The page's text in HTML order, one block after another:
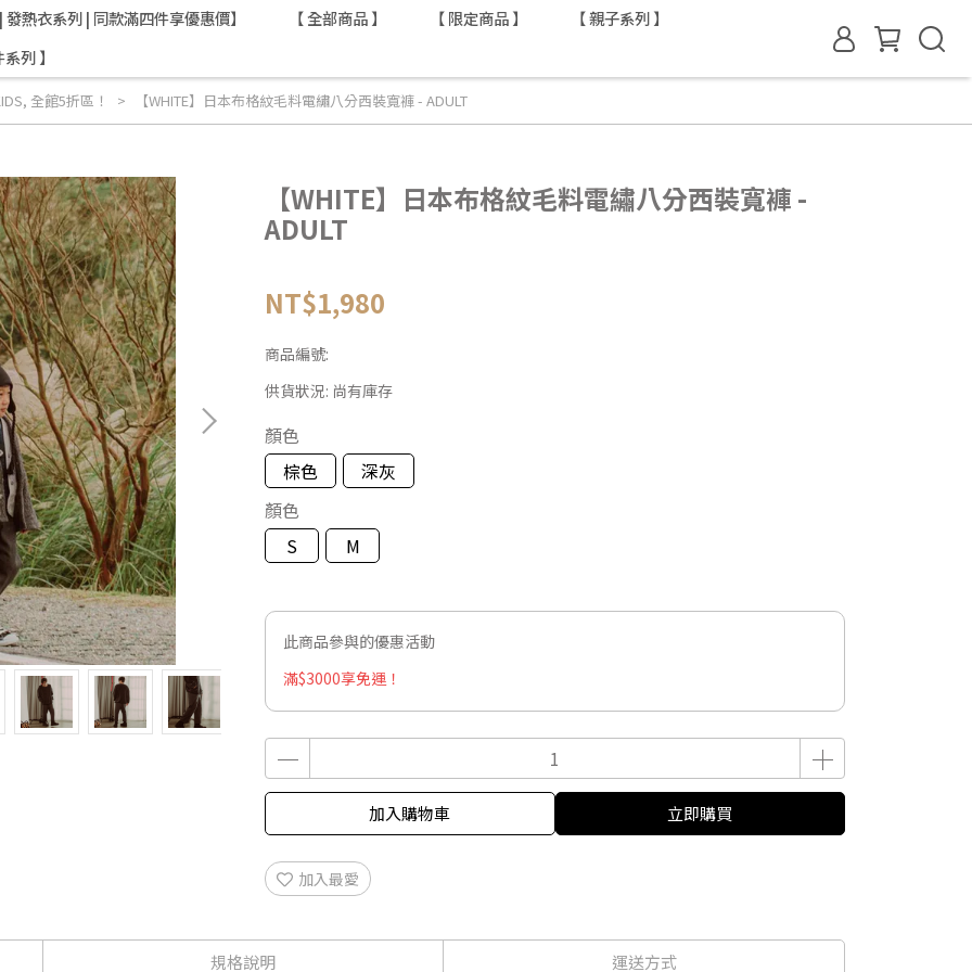
熱衣系列 | 同款滿四件享優惠價】 【 全部商品 】 【 限定商品 】
【 親子系列 】
列 】
, 全館5折區！ 【WHITE】日本布格紋毛料電繡八分西裝寬褲 - ADULT
【WHITE】日本布格紋毛料電繡八分西裝寬褲 -
ADULT
NT$1,980
商品編號:
供貨狀況: 尚有庫存
顏色
棕色
深灰
顏色
S
M
此商品參與的優惠活動
滿$3000享免運！
加入購物車 立即購買
加入最愛
規格說明 運送方式